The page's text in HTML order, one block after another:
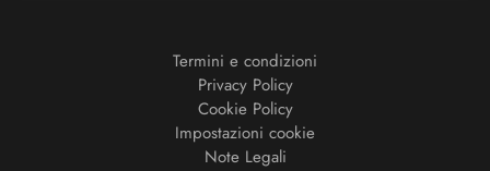
Termini e condizioni
Privacy Policy
Cookie Policy
Impostazioni cookie
Note Legali